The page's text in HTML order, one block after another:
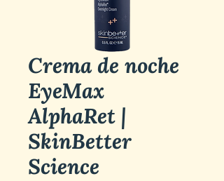
Crema de noche
EyeMax
AlphaRet |
SkinBetter
Science